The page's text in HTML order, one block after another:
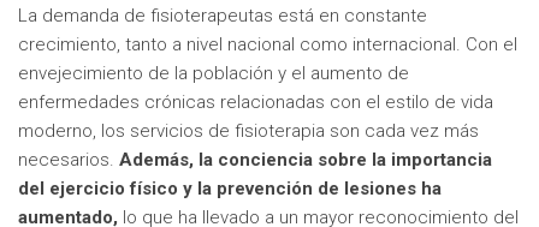
La demanda de fisioterapeutas está en constante
crecimiento, tanto a nivel nacional como internacional. Con el
envejecimiento de la población y el aumento de
enfermedades crónicas relacionadas con el estilo de vida
moderno, los servicios de fisioterapia son cada vez más
necesarios. Además, la conciencia sobre la importancia
del ejercicio físico y la prevención de lesiones ha
aumentado, lo que ha llevado a un mayor reconocimiento del